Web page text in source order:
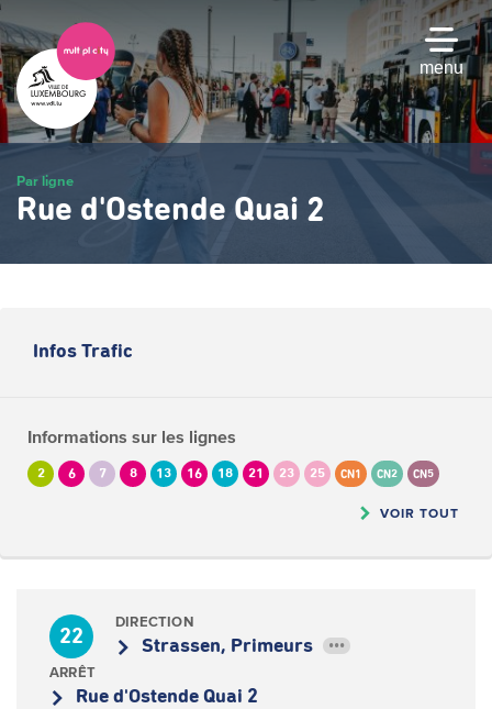
Passer
au
contenu
principal
menu
Par ligne
Rue d'Ostende Quai 2
Infos Trafic
Informations sur les lignes
2 6 7 8 13 16 18 21 23 25 CN1 CN2 CN5
VOIR TOUT
22
DIRECTION
Strassen, Primeurs •••
ARRÊT
Rue d'Ostende Quai 2